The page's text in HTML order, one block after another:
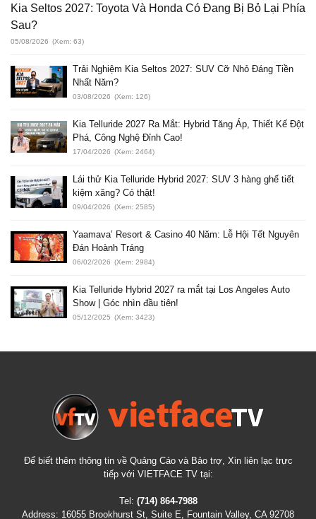
Kia Seltos 2027: Toyota Và Honda Có Đang Bị Bỏ Lại Phía
Sau?
05/08/2026 (Xem: 63)
Trải Nghiệm Kia Seltos 2027: SUV Cỡ Nhỏ Đáng Tiền
Nhất Năm?
03/08/2026 (Xem: 126)
Kia Telluride 2027 Ra Mắt: Hybrid Tăng Áp, Thiết Kế Đột
Phá, Công Nghệ Đỉnh Cao!
17/04/2026 (Xem: 2464)
Lái thử Kia Telluride Hybrid 2027: SUV 3 hàng ghế tiết
kiệm xăng? Có thật!
09/04/2026 (Xem: 2585)
Yaamava’ Resort & Casino 40 Năm: Lễ Hội Tết Nguyên
Đán Hoành Tráng
06/02/2026 (Xem: 2984)
Kia Telluride Hybrid 2027 ra mắt tại Los Angeles Auto
Show | Góc nhìn đầu tiên!
05/12/2025 (Xem: 3423)
Để biết thêm thông tin về Quảng Cáo và Bảo trợ, Xin liên lạc trực
tiếp với VIETFACE TV tại:
Tel: (714) 864-7988
Address: 16055 Brookhurst St, Suite E, Fountain Valley, CA 92708